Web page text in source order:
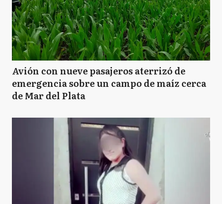
Avión con nueve pasajeros aterrizó de
emergencia sobre un campo de maíz cerca
de Mar del Plata